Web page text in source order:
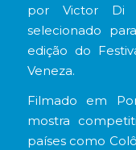
por Victor Di
selecionado
edição do
Veneza.
Filmado em
mostra
países como